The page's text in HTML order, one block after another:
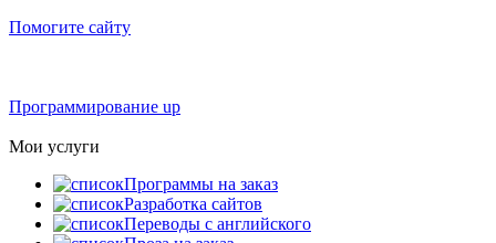
Помогите сайту
Программирование up
Мои услуги
Программы на заказ
Разработка сайтов
Переводы с английского